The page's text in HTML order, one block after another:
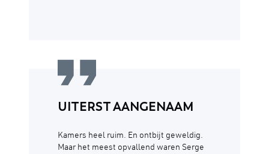
UITERST AANGENAAM
Kamers heel ruim. En ontbijt geweldig.
Maar het meest opvallend waren Serge